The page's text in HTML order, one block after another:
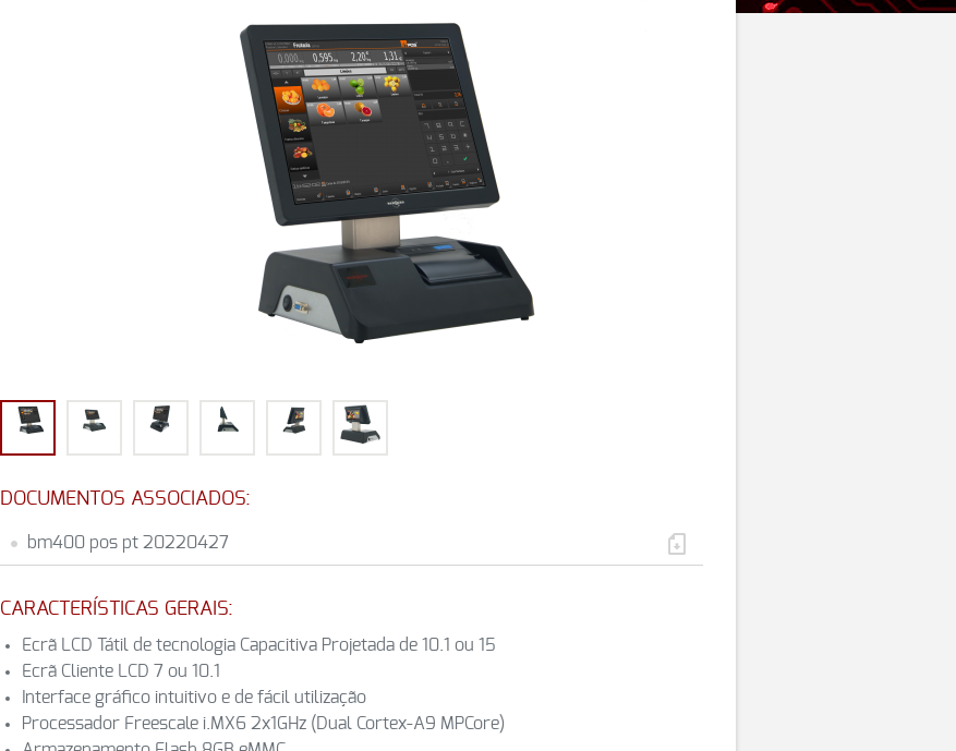
DOCUMENTOS ASSOCIADOS:
bm400 pos pt 20220427
CARACTERÍSTICAS GERAIS:
Ecrã LCD Tátil de tecnologia Capacitiva Projetada de 10.1 ou 15
Ecrã Cliente LCD 7 ou 10.1
Interface gráfico intuitivo e de fácil utilização
Processador Freescale i.MX6 2x1GHz (Dual Cortex-A9 MPCore)